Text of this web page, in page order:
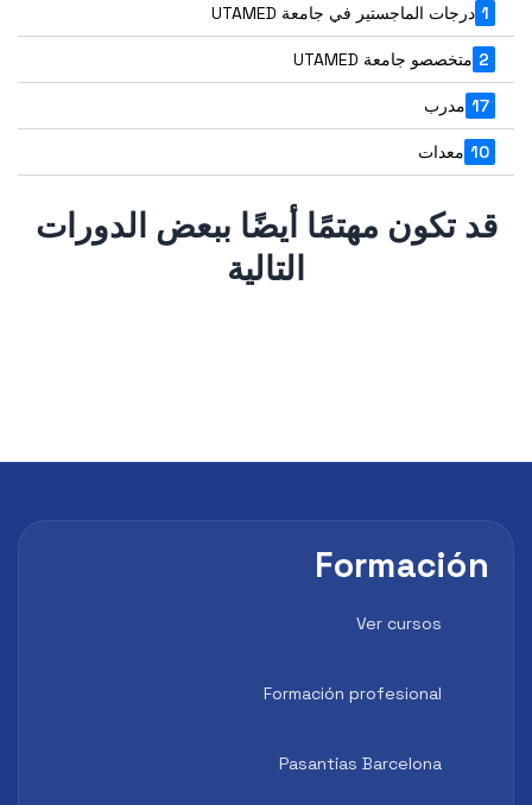
درجات الماجستير في جامعة UTAMED 1
متخصصو جامعة UTAMED 2
مدرب 17
معدات 10
قد تكون مهتمًا أيضًا ببعض الدورات
التالية
Formación
Ver cursos
Formación profesional
Pasantías Barcelona